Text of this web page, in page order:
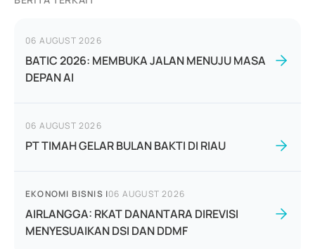
06 AUGUST 2026
BATIC 2026: MEMBUKA JALAN MENUJU MASA
DEPAN AI
06 AUGUST 2026
PT TIMAH GELAR BULAN BAKTI DI RIAU
EKONOMI BISNIS |06 AUGUST 2026
AIRLANGGA: RKAT DANANTARA DIREVISI
MENYESUAIKAN DSI DAN DDMF